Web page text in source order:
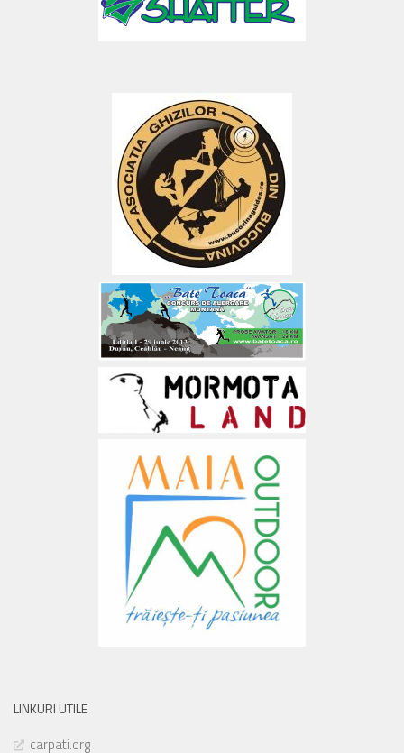
LINKURI UTILE
carpati.org